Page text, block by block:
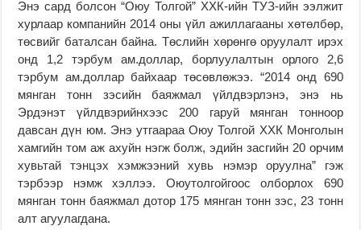
Энэ сард болсон “Оюу Толгой” ХХК-ийн ТУЗ-ийн ээлжит
хурлаар компанийн 2014 оны үйл ажиллагааны хөтөлбөр,
төсвийг баталсан байна. Төслийн хөрөнгө оруулалт ирэх
онд 1,2 тэрбум ам.доллар, борлуулалтын орлого 2,6
тэрбум ам.доллар байхаар төсөвлөжээ. “2014 онд 690
мянган тонн зэсийн баяжмал үйлдвэрлэнэ, энэ нь
Эрдэнэт үйлдвэрийнхээс 200 гаруй мянган тонноор
давсан дүн юм. Энэ утгаараа Оюу Толгой ХХК Монголын
хамгийн том аж ахуйн нэгж болж, эдийн засгийн 20 орчим
хувьтай тэнцэх хэмжээний хувь нэмэр оруулна” гэж
тэрбээр нэмж хэллээ. Оюутолгойгоос олборлох 690
мянган тонн баяжмал дотор 175 мянган тонн зэс, 23 тонн
алт агуулагдана.